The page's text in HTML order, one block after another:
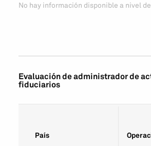
No hay información disponible a nivel
Evaluación de administrador de
fiduciarios
País